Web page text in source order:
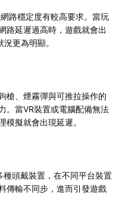
路穩定度有較高要求。當玩
路延遲過高時，遊戲就會出
更為明顯。
槍、煙霧彈與可推拉操作的
。當VR裝置或電腦配備無法
模擬就會出現延遲。
頭戴裝置，在不同平台裝置
傳輸不同步，進而引發遊戲